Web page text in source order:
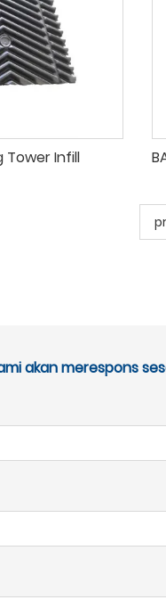
Tower Infill
akan merespons